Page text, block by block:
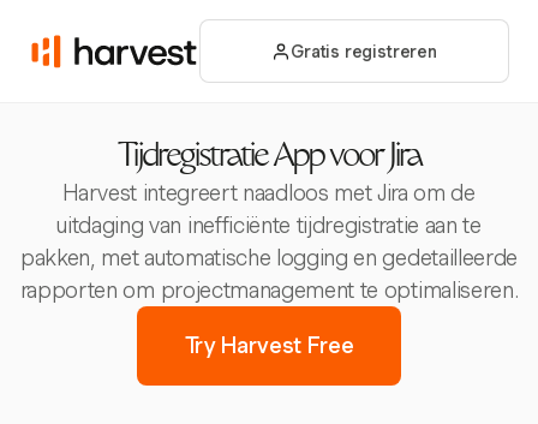
Gratis registreren
Tijdregistratie App voor Jira
Harvest integreert naadloos met Jira om de
uitdaging van inefficiënte tijdregistratie aan te
pakken, met automatische logging en gedetailleerde
rapporten om projectmanagement te optimaliseren.
Try Harvest Free